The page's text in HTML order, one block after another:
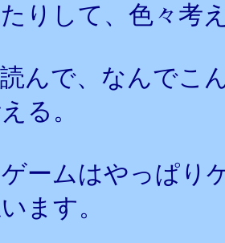
りして、色々考
んで、なんでこ
る。
ームはやっぱり
ます。